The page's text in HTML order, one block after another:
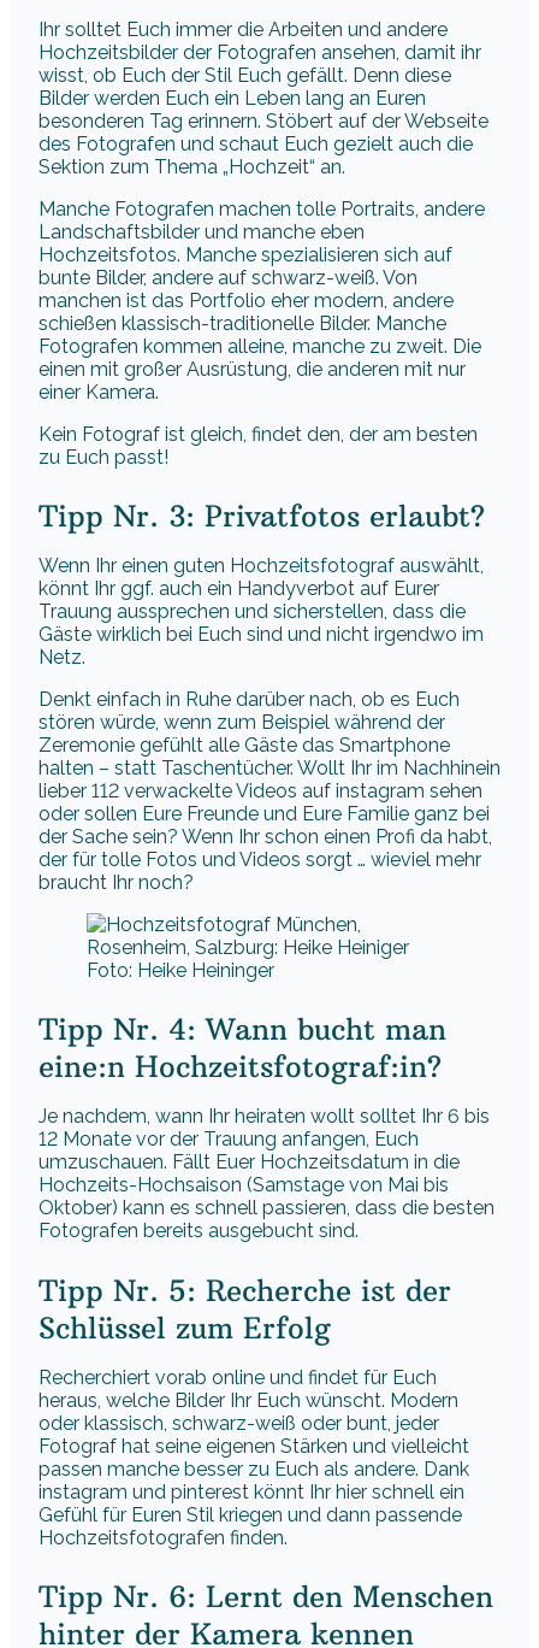
Ihr solltet Euch immer die Arbeiten und andere
Hochzeitsbilder der Fotografen ansehen, damit ihr
wisst, ob Euch der Stil Euch gefällt. Denn diese
Bilder werden Euch ein Leben lang an Euren
besonderen Tag erinnern. Stöbert auf der Webseite
des Fotografen und schaut Euch gezielt auch die
Sektion zum Thema „Hochzeit“ an.
Manche Fotografen machen tolle Portraits, andere
Landschaftsbilder und manche eben
Hochzeitsfotos. Manche spezialisieren sich auf
bunte Bilder, andere auf schwarz-weiß. Von
manchen ist das Portfolio eher modern, andere
schießen klassisch-traditionelle Bilder. Manche
Fotografen kommen alleine, manche zu zweit. Die
einen mit großer Ausrüstung, die anderen mit nur
einer Kamera.
Kein Fotograf ist gleich, findet den, der am besten
zu Euch passt!
Tipp Nr. 3: Privatfotos erlaubt?
Wenn Ihr einen guten Hochzeitsfotograf auswählt,
könnt Ihr ggf. auch ein Handyverbot auf Eurer
Trauung aussprechen und sicherstellen, dass die
Gäste wirklich bei Euch sind und nicht irgendwo im
Netz.
Denkt einfach in Ruhe darüber nach, ob es Euch
stören würde, wenn zum Beispiel während der
Zeremonie gefühlt alle Gäste das Smartphone
halten – statt Taschentücher. Wollt Ihr im Nachhinein
lieber 112 verwackelte Videos auf instagram sehen
oder sollen Eure Freunde und Eure Familie ganz bei
der Sache sein? Wenn Ihr schon einen Profi da habt,
der für tolle Fotos und Videos sorgt … wieviel mehr
braucht Ihr noch?
Foto: Heike Heininger
Tipp Nr. 4: Wann bucht man
eine:n Hochzeitsfotograf:in?
Je nachdem, wann Ihr heiraten wollt solltet Ihr 6 bis
12 Monate vor der Trauung anfangen, Euch
umzuschauen. Fällt Euer Hochzeitsdatum in die
Hochzeits-Hochsaison (Samstage von Mai bis
Oktober) kann es schnell passieren, dass die besten
Fotografen bereits ausgebucht sind.
Tipp Nr. 5: Recherche ist der
Schlüssel zum Erfolg
Recherchiert vorab online und findet für Euch
heraus, welche Bilder Ihr Euch wünscht. Modern
oder klassisch, schwarz-weiß oder bunt, jeder
Fotograf hat seine eigenen Stärken und vielleicht
passen manche besser zu Euch als andere. Dank
instagram und pinterest könnt Ihr hier schnell ein
Gefühl für Euren Stil kriegen und dann passende
Hochzeitsfotografen finden.
Tipp Nr. 6: Lernt den Menschen
hinter der Kamera kennen